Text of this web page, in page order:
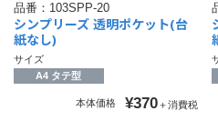
品番： 103SPP-20
シンプリーズ 透明ポケット(台
紙なし)
サイズ
A4 タテ型
本体価格 ¥370＋消費税